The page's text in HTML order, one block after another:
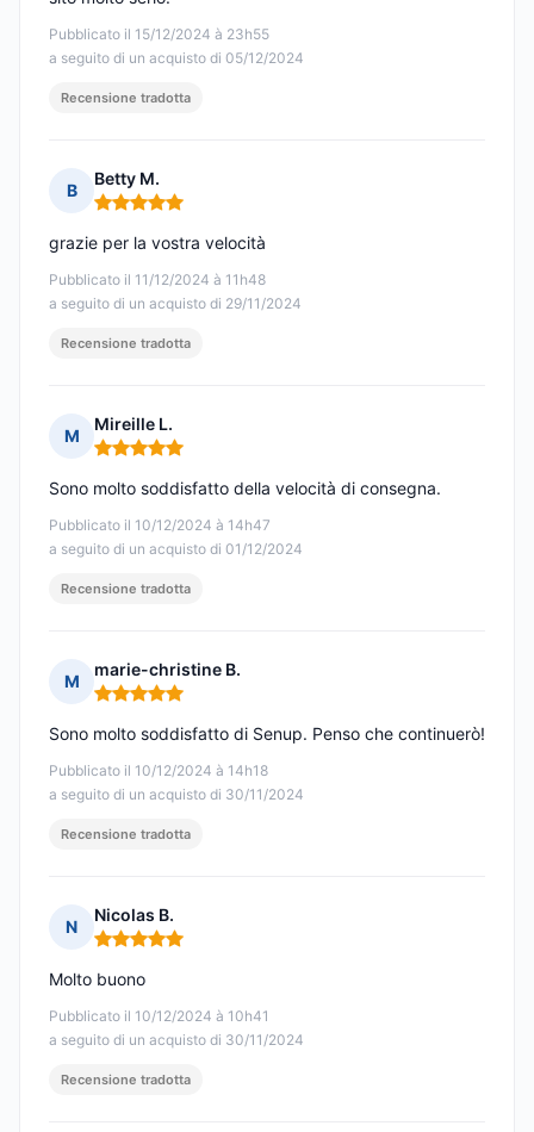
Pubblicato il 15/12/2024 à 23h55
a seguito di un acquisto di 05/12/2024
Recensione tradotta
B
Betty M.
Nota: 5 su 5
Pubblicato il 11/12/2024 à 11h48
a seguito di un acquisto di 29/11/2024
grazie per la vostra velocità
Recensione tradotta
M
Mireille L.
Nota: 5 su 5
Pubblicato il 10/12/2024 à 14h47
a seguito di un acquisto di 01/12/2024
Sono molto soddisfatto della velocità di consegna.
Recensione tradotta
M
marie-christine B.
Nota: 5 su 5
Pubblicato il 10/12/2024 à 14h18
a seguito di un acquisto di 30/11/2024
Sono molto soddisfatto di Senup. Penso che continuerò!
Recensione tradotta
N
Nicolas B.
Nota: 5 su 5
Pubblicato il 10/12/2024 à 10h41
a seguito di un acquisto di 30/11/2024
Molto buono
Recensione tradotta